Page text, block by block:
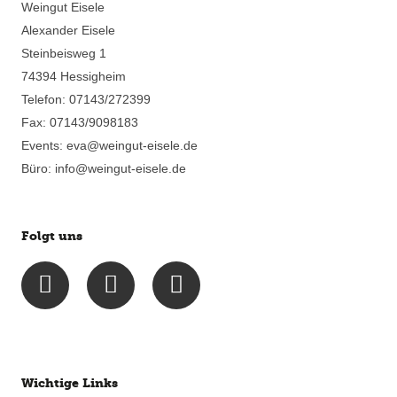
Weingut Eisele
Alexander Eisele
Steinbeisweg 1
74394 Hessigheim
Telefon: 07143/272399
Fax: 07143/9098183
Events: eva@weingut-eisele.de
Büro: info@weingut-eisele.de
Folgt uns
I
n
s
g
F
a
c
o
E
n
v
Wichtige Links